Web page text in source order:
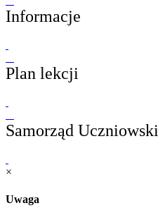
Informacje
Plan lekcji
Samorząd Uczniowski
×
Uwaga